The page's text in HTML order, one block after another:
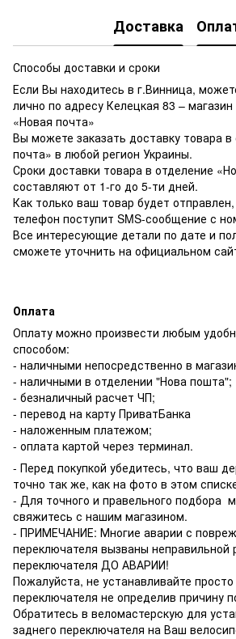
Доставка
Способы доставки и сроки
Если Вы находитесь в г.Винница,
лично по адресу Келецкая 83 –
«Новая почта»
Вы можете заказать доставку товара
почта» в любой регион Украины.
Сроки доставки товара в отделение
составляют от 1-го до 5-ти дней.
Как только ваш товар будет
телефон поступит SMS-сообщение с
Все интересующие детали по дате и
сможете уточнить на официальном
Оплата
Оплату можно произвести любым
способом:
- наличными непосредственно в
- наличными в отделении "Нова пошта";
- безналичный расчет ЧП;
- перевод на карту ПриватБанка
- наложенным платежом;
- оплата картой через терминал.
- Перед покупкой убедитесь, что ваш
точно так же, как на фото в этом
- Для точного и правельного подбора
свяжитесь с нашим магазином.
- ПРИМЕЧАНИЕ: Многие аварии с
переключателя вызваны неправильной
переключателя ДО АВАРИИ!
Пожалуйста, не устанавливайте
переключателя не определив причину
Обратитесь в веломастерскую для
заднего переключателя на Ваш